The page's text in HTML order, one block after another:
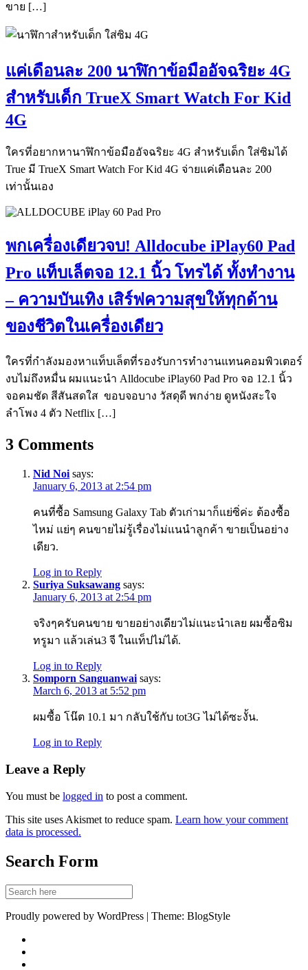
ขาย […]
แค่เดือนละ 200 นาฬิกาข้อมืออัจฉริยะ 4G
สำหรับเด็ก TrueX Smart Watch For Kid
4G
ใครที่อยากหานาฬิกาข้อมืออัจฉริยะ 4G สำหรับเด็ก ใส่ซิมได้
True มี TrueX Smart Watch For Kid 4G จ่ายแค่เดือนละ 200
เท่านั้นเอง
พกเครื่องเดียวจบ! Alldocube iPlay60 Pad
Pro แท็บเล็ตจอ 12.1 นิ้ว โทรได้ ทั้งทำงาน
– ความบันเทิง เสิร์ฟความสุขให้ทุกด้าน
ของชีวิตในเครื่องเดียว
ใครที่กำลังมองหาแท็บเล็ตที่รองรับการทำงานแทนคอมพิวเตอร์
งบไม่ถึงหมื่น ผมแนะนำ Alldocube iPlay60 Pad Pro จอ 12.1 นิ้ว
จอคมชัด สีสันสดใส ขอบจอบาง วัสดุดี พกง่าย ดูหนังสะใจ
ลำโพง 4 ตัว Netflix […]
3 Comments
Nid Noi says:
January 6, 2013 at 2:54 pm
คนที่ซื้อ Samsung Galaxy Tab ตัวเก่ามาก็แย่ซิ่ค่ะ ต้องซื้อ
ไหม่ แย่ๆ คนขายไม่รู้เรื่องไม่แนนำลูกค้า ขายเป็นอย่าง
เดียว.
Log in to Reply
Suriya Suksawang says:
January 6, 2013 at 2:54 pm
จริงๆครับคนขาย ขายอย่างเดียวไม่แนะนำเลย ผมซื้อซิม
ทรูมา แล้วเล่น3 จี ในแท็ปไม่ได้.
Log in to Reply
Somporn Sanguanwai says:
March 6, 2013 at 5:52 pm
ผมซื้อ โน๊ต 10.1 มา กลับใช้กับ tot3G ไม่ได้ซะงั้น.
Log in to Reply
Leave a Reply
You must be logged in to post a comment.
This site uses Akismet to reduce spam. Learn how your comment
data is processed.
Search Form
Proudly powered by WordPress | Theme: BlogStyle